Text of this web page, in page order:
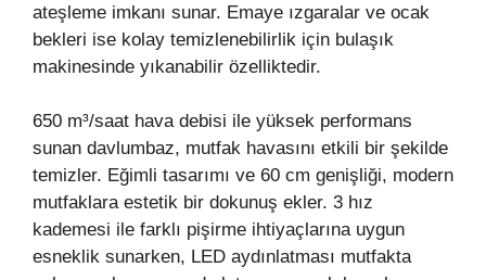
ateşleme imkanı sunar. Emaye ızgaralar ve ocak
bekleri ise kolay temizlenebilirlik için bulaşık
makinesinde yıkanabilir özelliktedir.
650 m³/saat hava debisi ile yüksek performans
sunan davlumbaz, mutfak havasını etkili bir şekilde
temizler. Eğimli tasarımı ve 60 cm genişliği, modern
mutfaklara estetik bir dokunuş ekler. 3 hız
kademesi ile farklı pişirme ihtiyaçlarına uygun
esneklik sunarken, LED aydınlatması mutfakta